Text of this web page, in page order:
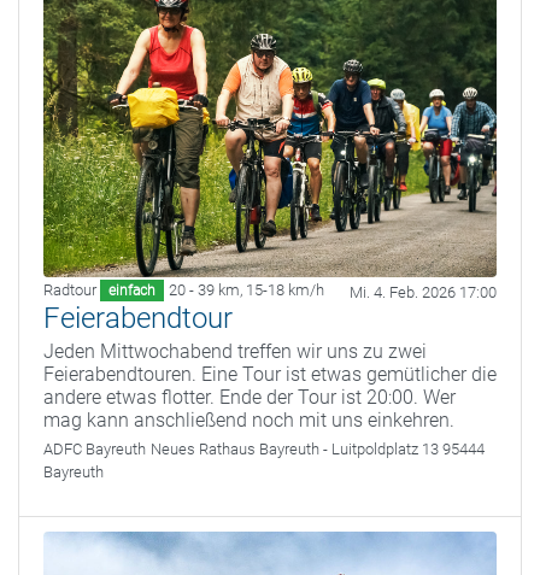
Radtour einfach 20 - 39 km, 15-18 km/h Mi. 4. Feb. 2026 17:00
Feierabendtour
Jeden Mittwochabend treffen wir uns zu zwei
Feierabendtouren. Eine Tour ist etwas gemütlicher die
andere etwas flotter. Ende der Tour ist 20:00. Wer
mag kann anschließend noch mit uns einkehren.
ADFC Bayreuth Neues Rathaus Bayreuth - Luitpoldplatz 13 95444
Bayreuth